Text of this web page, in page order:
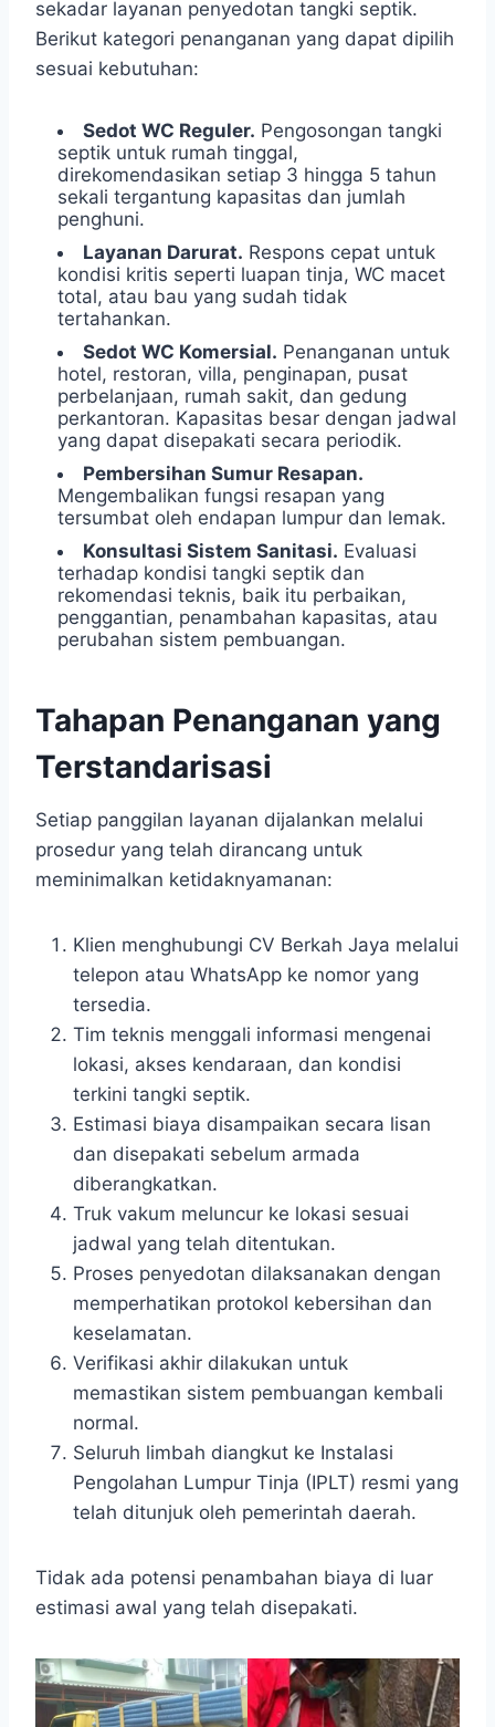
sekadar layanan penyedotan tangki septik.
Berikut kategori penanganan yang dapat dipilih
sesuai kebutuhan:
Sedot WC Reguler. Pengosongan tangki
septik untuk rumah tinggal,
direkomendasikan setiap 3 hingga 5 tahun
sekali tergantung kapasitas dan jumlah
penghuni.
Layanan Darurat. Respons cepat untuk
kondisi kritis seperti luapan tinja, WC macet
total, atau bau yang sudah tidak
tertahankan.
Sedot WC Komersial. Penanganan untuk
hotel, restoran, villa, penginapan, pusat
perbelanjaan, rumah sakit, dan gedung
perkantoran. Kapasitas besar dengan jadwal
yang dapat disepakati secara periodik.
Pembersihan Sumur Resapan.
Mengembalikan fungsi resapan yang
tersumbat oleh endapan lumpur dan lemak.
Konsultasi Sistem Sanitasi. Evaluasi
terhadap kondisi tangki septik dan
rekomendasi teknis, baik itu perbaikan,
penggantian, penambahan kapasitas, atau
perubahan sistem pembuangan.
Tahapan Penanganan yang
Terstandarisasi
Setiap panggilan layanan dijalankan melalui
prosedur yang telah dirancang untuk
meminimalkan ketidaknyamanan:
Klien menghubungi CV Berkah Jaya melalui
telepon atau WhatsApp ke nomor yang
tersedia.
Tim teknis menggali informasi mengenai
lokasi, akses kendaraan, dan kondisi
terkini tangki septik.
Estimasi biaya disampaikan secara lisan
dan disepakati sebelum armada
diberangkatkan.
Truk vakum meluncur ke lokasi sesuai
jadwal yang telah ditentukan.
Proses penyedotan dilaksanakan dengan
memperhatikan protokol kebersihan dan
keselamatan.
Verifikasi akhir dilakukan untuk
memastikan sistem pembuangan kembali
normal.
Seluruh limbah diangkut ke Instalasi
Pengolahan Lumpur Tinja (IPLT) resmi yang
telah ditunjuk oleh pemerintah daerah.
Tidak ada potensi penambahan biaya di luar
estimasi awal yang telah disepakati.